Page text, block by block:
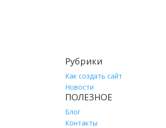
Рубрики
Как создать сайт
Новости
ПОЛЕЗНОЕ
Блог
Контакты